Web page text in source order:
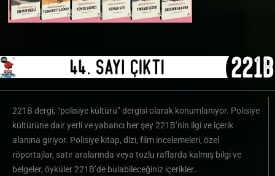
221B dergi, “polisiye kültürü” dergisi olarak konumlanıyor. Polisiye
kültürüne dair yerli ve yabancı her şey 221B’nin ilgi ve içerik
alanına giriyor. Polisiye kitap, dizi, film incelemeleri, özel
röportajlar, satır aralarında veya tozlu raflarda kalmış bilgi ve
belgeler, öyküler 221B’de bulabileceğiniz içerikler…